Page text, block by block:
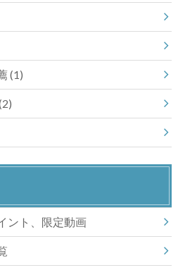
(1)
ント、限定動画